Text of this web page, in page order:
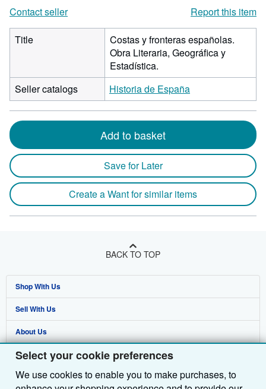
Select your cookie preferences
We use cookies to enable you to make purchases, to
Contact seller
Report this item
Title
Costas y fronteras españolas.
Obra Literaria, Geográfica y
Estadística.
Seller catalogs
Historia de España
Add to basket
Save for Later
Create a Want for similar items
BACK TO TOP
Shop With Us
Advanced Search
Browse Collections
My Account
My Orders
Sell With Us
Start Selling
Join Our Affiliate Programme
Book Buyback
About Us
About AbeBooks
Media
Find Help
Help
Other AbeBooks Companies